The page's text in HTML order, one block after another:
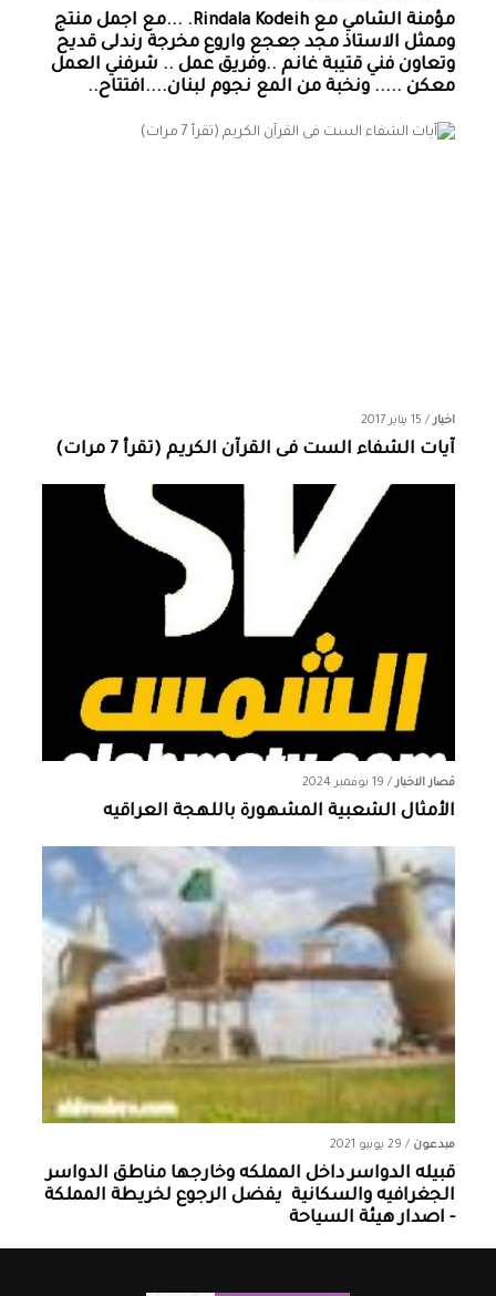
مؤمنة الشامي‏ مع ‏‎Rindala Kodeih‎‏. ...مع اجمل منتج
وممثل الاستاذ مجد جعجع واروع مخرجة رندلى قديح
وتعاون فني قتيبة غانم ..وفريق عمل .. شرفني العمل
معكن ..... ونخبة من المع نجوم لبنان....افتتاح..
اخبار/ 15 يناير 2017
آيات الشفاء الست فى القرآن الكريم (تقرأ 7 مرات)
قصار الاخبار/ 19 نوفمبر 2024
الأمثال الشعبية المشهورة باللهجة العراقيه
مبدعون / 29 يونيو 2021
قبيله الدواسر داخل المملكه وخارجها ‏مناطق الدواسر
الجغرافيه والسكانية ‏ يفضل الرجوع لخريطة المملكة
- اصدار هيئة السياحة